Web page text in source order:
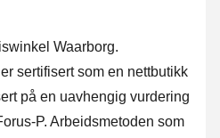
Waarborg.
sertifisert som en nettbutikk
på en uavhengig vurdering
P. Arbeidsmetoden som